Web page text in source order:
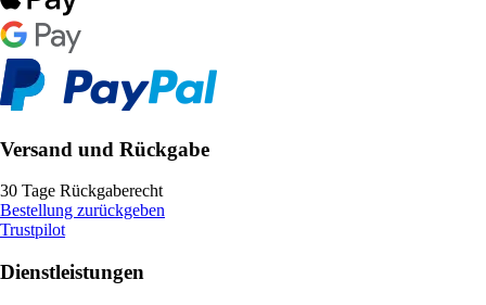
Versand und Rückgabe
30 Tage Rückgaberecht
Bestellung zurückgeben
Trustpilot
Dienstleistungen